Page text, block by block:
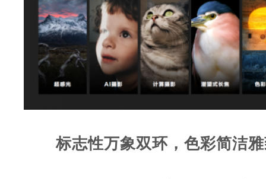
标志性万象双环，色彩简洁雅